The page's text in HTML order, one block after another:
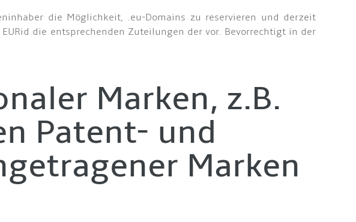
die Möglichkeit, .eu-Domains zu reservieren und derzeit
die entsprechenden Zuteilungen der vor. Bevorrechtigt in der
Marken, z.B.
Patent- und
Marken